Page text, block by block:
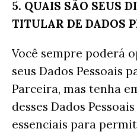
5. QUAIS SÃO SEUS
TITULAR DE DADOS
Você sempre poderá
seus Dados Pessoais
Parceira, mas tenha
desses Dados
essenciais para